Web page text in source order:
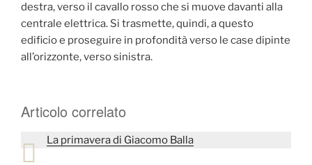
destra, verso il cavallo rosso che si muove davanti alla
centrale elettrica. Si trasmette, quindi, a questo
edificio e proseguire in profondità verso le case dipinte
all’orizzonte, verso sinistra.
Articolo correlato
La primavera di Giacomo Balla